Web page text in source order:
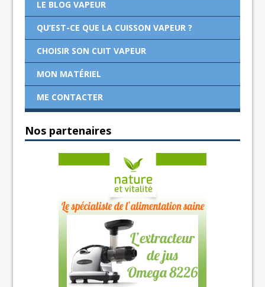
LE BLOG VAPEUR
QU’EST-CE QUE LA CUISSON VAPEUR ?
CHOISIR SON CUIT VAPEUR
MON MATÉRIEL
ME CONTACTER
Nos partenaires